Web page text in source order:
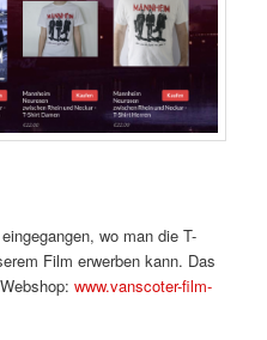
wo man die T-
Film erwerben kann. Das
www.vanscoter-film-